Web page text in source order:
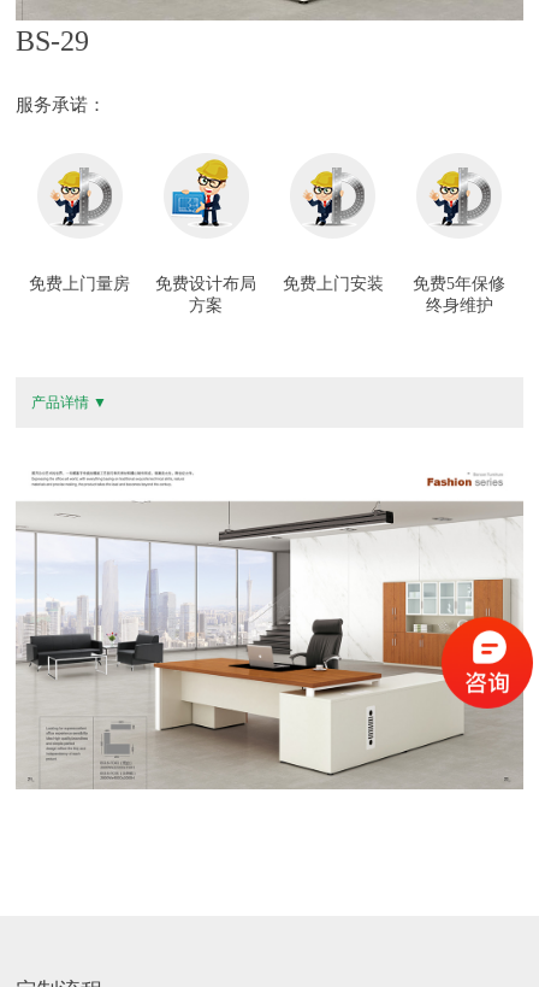
BS-29
服务承诺：
免费上门量房
免费设计布局
方案
免费上门安装
免费5年保修
终身维护
产品详情 ▼